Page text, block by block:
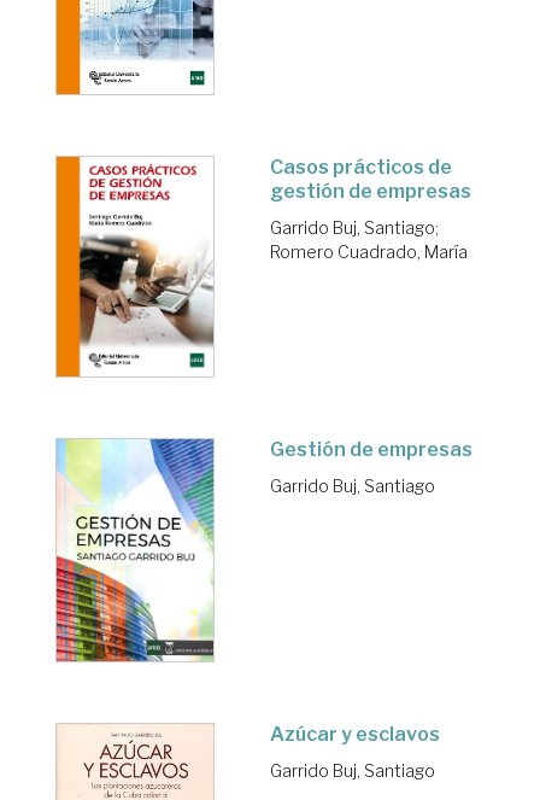
Casos prácticos de
gestión de empresas
Garrido Buj, Santiago;
Romero Cuadrado, María
Gestión de empresas
Garrido Buj, Santiago
Azúcar y esclavos
Garrido Buj, Santiago